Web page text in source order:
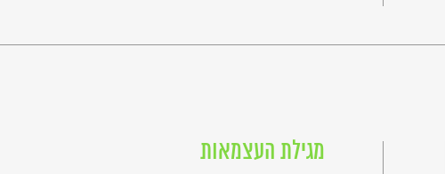
מגילת העצמאות